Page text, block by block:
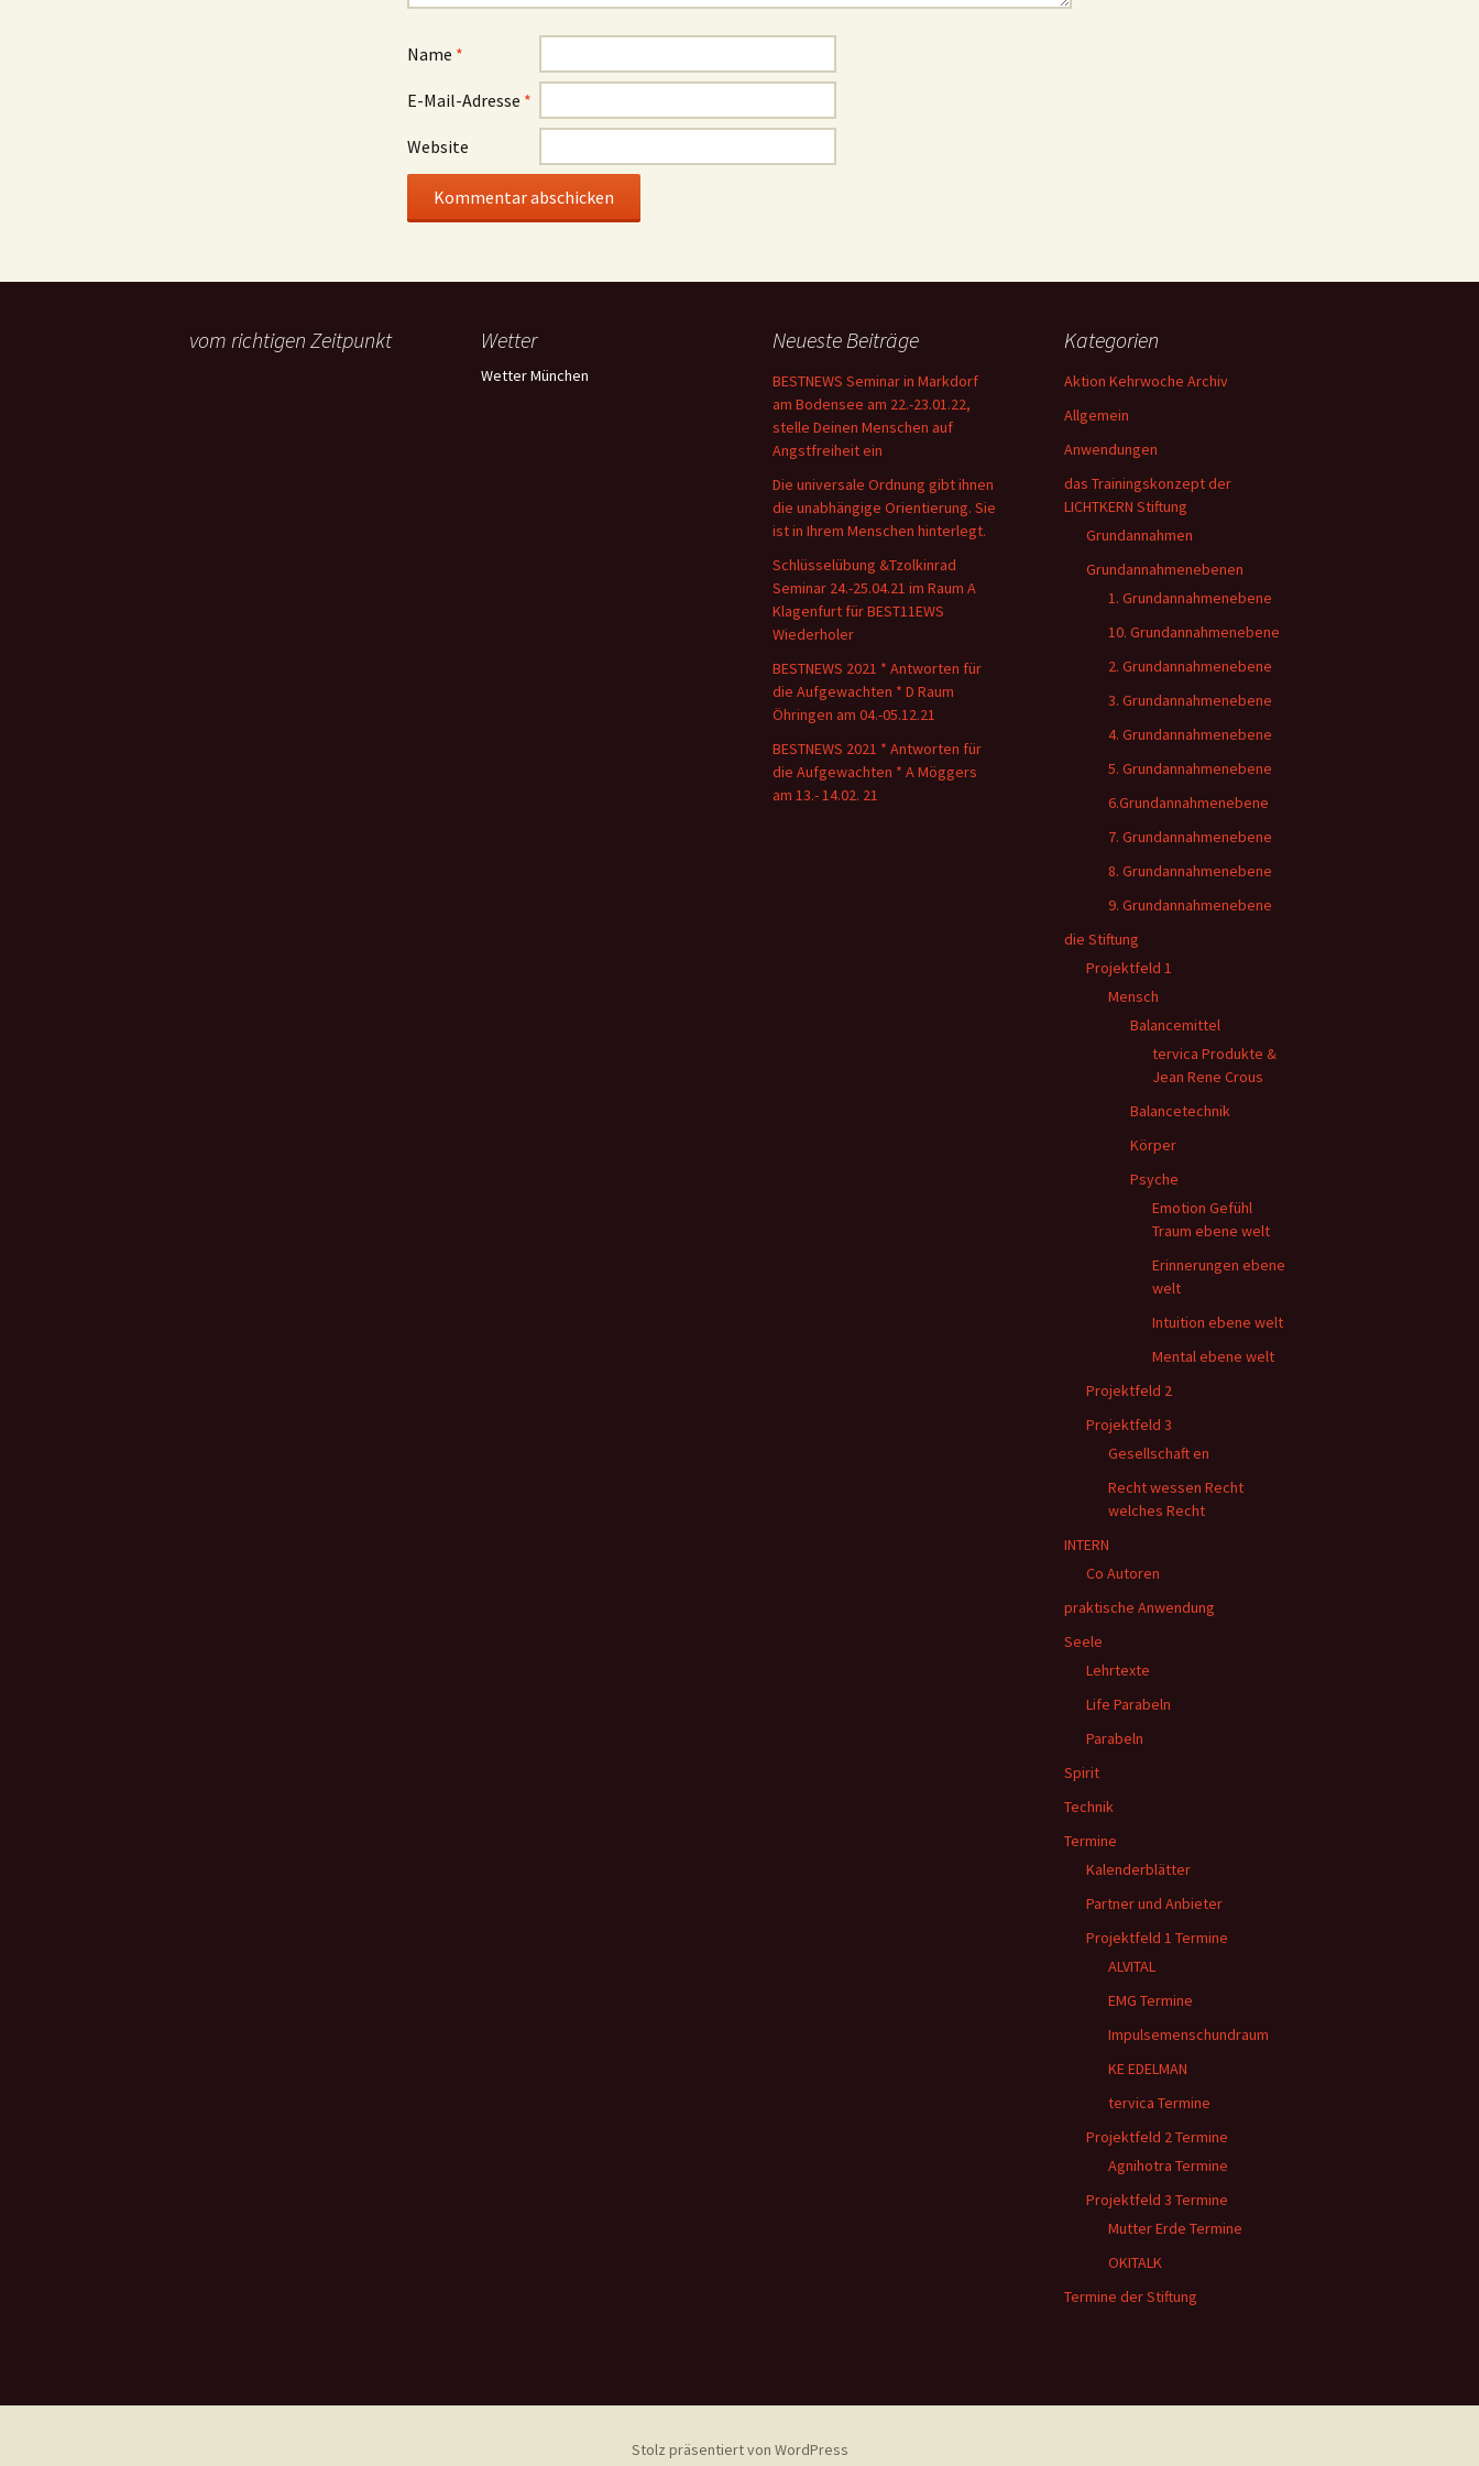
Name *
E-Mail-Adresse *
Website
vom richtigen Zeitpunkt Wetter
Wetter München
Neueste Beiträge
BESTNEWS Seminar in Markdorf
am Bodensee am 22.-23.01.22,
stelle Deinen Menschen auf
Angstfreiheit ein
Die universale Ordnung gibt ihnen
die unabhängige Orientierung. Sie
ist in Ihrem Menschen hinterlegt.
Schlüsselübung &Tzolkinrad
Seminar 24.-25.04.21 im Raum A
Klagenfurt für BEST11EWS
Wiederholer
BESTNEWS 2021 * Antworten für
die Aufgewachten * D Raum
Öhringen am 04.-05.12.21
BESTNEWS 2021 * Antworten für
die Aufgewachten * A Möggers
am 13.- 14.02. 21
Kategorien
Aktion Kehrwoche Archiv
Allgemein
Anwendungen
das Trainingskonzept der
LICHTKERN Stiftung
Grundannahmen
Grundannahmenebenen
1. Grundannahmenebene
10. Grundannahmenebene
2. Grundannahmenebene
3. Grundannahmenebene
4. Grundannahmenebene
5. Grundannahmenebene
6.Grundannahmenebene
7. Grundannahmenebene
8. Grundannahmenebene
9. Grundannahmenebene
die Stiftung
Projektfeld 1
Mensch
Balancemittel
tervica Produkte &
Jean Rene Crous
Balancetechnik
Körper
Psyche
Emotion Gefühl
Traum ebene welt
Erinnerungen ebene
welt
Intuition ebene welt
Mental ebene welt
Projektfeld 2
Projektfeld 3
Gesellschaft en
Recht wessen Recht
welches Recht
INTERN
Co Autoren
praktische Anwendung
Seele
Lehrtexte
Life Parabeln
Parabeln
Spirit
Technik
Termine
Kalenderblätter
Partner und Anbieter
Projektfeld 1 Termine
ALVITAL
EMG Termine
Impulsemenschundraum
KE EDELMAN
tervica Termine
Projektfeld 2 Termine
Agnihotra Termine
Projektfeld 3 Termine
Mutter Erde Termine
OKITALK
Termine der Stiftung
Stolz präsentiert von WordPress